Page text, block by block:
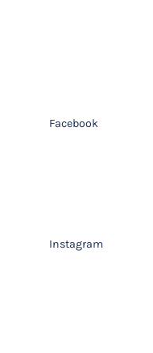
Facebook
Instagram